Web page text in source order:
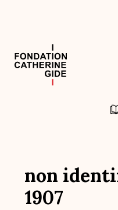
principal
non
1907